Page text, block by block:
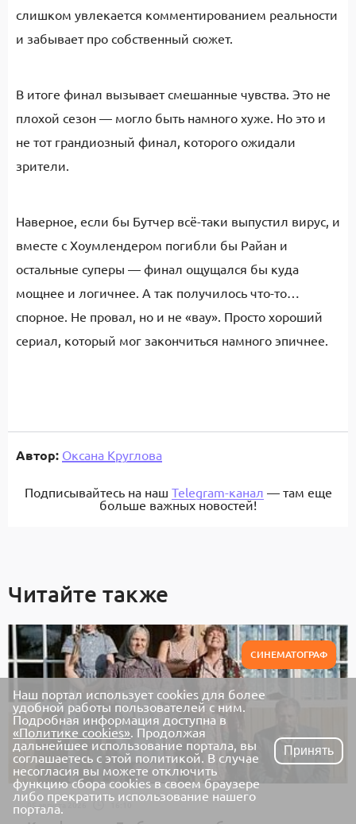
слишком увлекается комментированием реальности
и забывает про собственный сюжет.
В итоге финал вызывает смешанные чувства. Это не
плохой сезон — могло быть намного хуже. Но это и
не тот грандиозный финал, которого ожидали
зрители.
Наверное, если бы Бутчер всё-таки выпустил вирус, и
вместе с Хоумлендером погибли бы Райан и
остальные суперы — финал ощущался бы куда
мощнее и логичнее. А так получилось что-то…
спорное. Не провал, но и не «вау». Просто хороший
сериал, который мог закончиться намного эпичнее.
Автор: Оксана Круглова
Подписывайтесь на наш Telegram-канал — там еще
больше важных новостей!
Читайте также
СИНЕМАТОГРАФ
05 августа 2026 16:10
Наш портал использует cookies для более
удобной работы пользователей с ним.
Подробная информация доступна в
«Политике cookies». Продолжая
дальнейшее использование портала, вы
соглашаетесь с этой политикой. В случае
несогласия вы можете отключить
функцию сбора cookies в своем браузере
либо прекратить использование нашего
портала.
Принять